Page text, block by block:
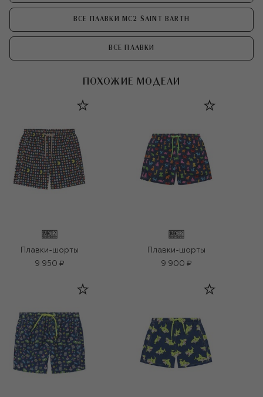
ВСЕ ПЛАВКИ MC2 SAINT BARTH
ВСЕ ПЛАВКИ
ПОХОЖИЕ МОДЕЛИ
Плавки-шорты
9 950 ₽
Плавки-шорты
9 900 ₽